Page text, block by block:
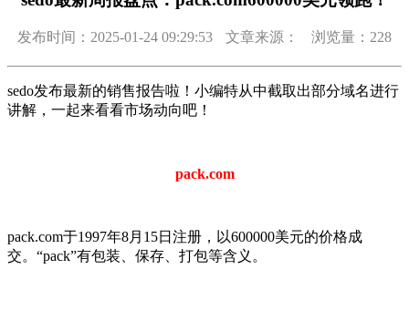
发布时间：2025-01-24 09:29:53 文章来源： 浏览量：228
sedo发布最新的销售报告啦！小编特从中截取出部分域名进行
讲解，一起来看看市场动向吧！
pack.com
pack.com于1997年8月15日注册，以600000美元的价格成
交。“pack”有包装、保存、打包等含义。